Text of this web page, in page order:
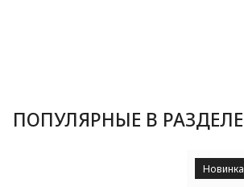
ПОПУЛЯРНЫЕ В РАЗДЕЛЕ
Новинка